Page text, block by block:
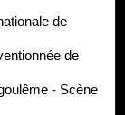
de
de
- Scène